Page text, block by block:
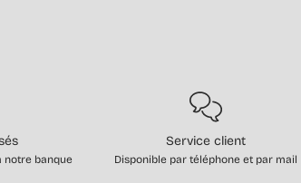
notre banque
Service client
Disponible par téléphone et par mail